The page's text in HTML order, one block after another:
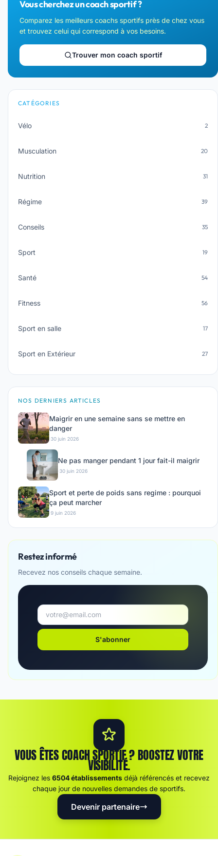
Vous cherchez un coach sportif ?
Comparez les meilleurs coachs sportifs près de chez vous
et trouvez celui qui correspond à vos besoins.
Trouver mon coach sportif
CATÉGORIES
Vélo 2
Musculation 20
Nutrition 31
Régime 39
Conseils 35
Sport 19
Santé 54
Fitness 56
Sport en salle 17
Sport en Extérieur 27
NOS DERNIERS ARTICLES
Maigrir en une semaine sans se mettre en
danger
·30 juin 2026
Ne pas manger pendant 1 jour fait-il maigrir
·30 juin 2026
Sport et perte de poids sans regime : pourquoi
ça peut marcher
·9 juin 2026
Restez informé
Recevez nos conseils chaque semaine.
S'abonner
VOUS ÊTES COACH SPORTIF ? BOOSTEZ VOTRE
VISIBILITÉ.
Rejoignez les 6504 établissements déjà référencés et recevez
chaque jour de nouvelles demandes de sportifs.
Devenir partenaire